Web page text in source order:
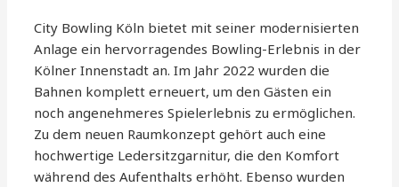
City Bowling Köln bietet mit seiner modernisierten
Anlage ein hervorragendes Bowling-Erlebnis in der
Kölner Innenstadt an. Im Jahr 2022 wurden die
Bahnen komplett erneuert, um den Gästen ein
noch angenehmeres Spielerlebnis zu ermöglichen.
Zu dem neuen Raumkonzept gehört auch eine
hochwertige Ledersitzgarnitur, die den Komfort
während des Aufenthalts erhöht. Ebenso wurden